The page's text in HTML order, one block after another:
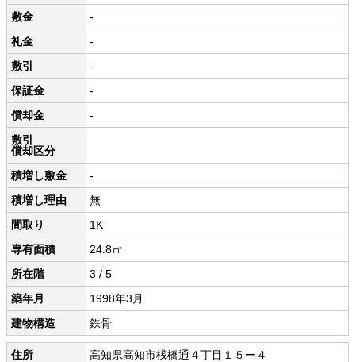
敷金
-
礼金
-
敷引
-
保証金
-
償却金
-
敷引
償却区分
積増し敷金
-
積増し理由
無
間取り
1K
専有面積
24.8㎡
所在階
3 / 5
築年月
1998年3月
建物構造
鉄骨
住所 高知県高知市桟橋通４丁目１５ー４